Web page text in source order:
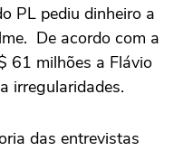
PL pediu dinheiro a
De acordo com a
61 milhões a Flávio
irregularidades.
das entrevistas